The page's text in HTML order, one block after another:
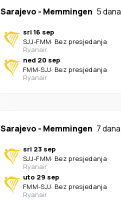
Sarajevo - Memmingen 5 dana
sri 16 sep
SJJ-FMM· Bez presjedanja
Ryanair
ned 20 sep
FMM-SJJ· Bez presjedanja
Ryanair
Sarajevo - Memmingen 7 dana
sri 23 sep
SJJ-FMM· Bez presjedanja
Ryanair
uto 29 sep
FMM-SJJ· Bez presjedanja
Ryanair